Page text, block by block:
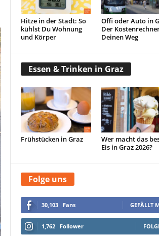
Hitze in der Stadt: So
kühlst Du Wohnung
und Körper
Öffi oder Auto in
Der
Deinen Weg
Essen & Trinken in Graz
Frühstücken in Graz
Wer macht das
Eis in Graz 2026?
Folge uns
30,103 Fans GEFÄLLT
1,762 Follower